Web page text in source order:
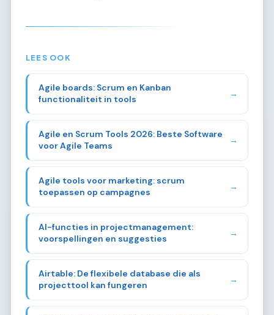
LEES OOK
Agile boards: Scrum en Kanban
functionaliteit in tools
→
Agile en Scrum Tools 2026: Beste Software
voor Agile Teams
→
Agile tools voor marketing: scrum
toepassen op campagnes
→
AI-functies in projectmanagement:
voorspellingen en suggesties
→
Airtable: De flexibele database die als
projecttool kan fungeren
→